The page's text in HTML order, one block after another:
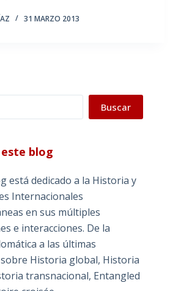
31 MARZO 2013
Buscar
blog
está dedicado a la Historia y
Internacionales
en sus múltiples
e interacciones. De la
a las últimas
Historia global, Historia
transnacional, Entangled